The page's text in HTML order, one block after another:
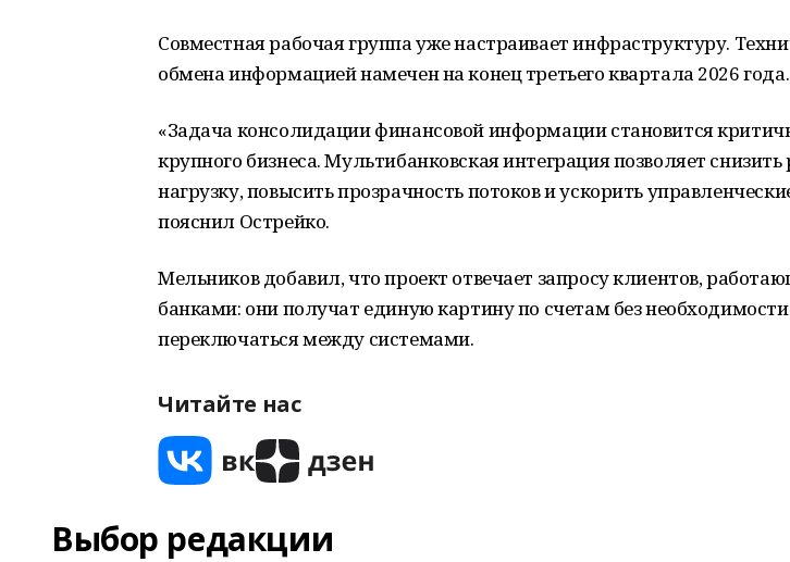
Совместная рабочая группа уже настраивает инфраструктуру.
обмена информацией намечен на конец третьего квартала 2026 года.
«Задача консолидации финансовой информации становится
крупного бизнеса. Мультибанковская интеграция позволяет
нагрузку, повысить прозрачность потоков и ускорить
пояснил Острейко.
Мельников добавил, что проект отвечает запросу клиентов,
банками: они получат единую картину по счетам без необходимости
переключаться между системами.
Читайте нас
Выбор редакции